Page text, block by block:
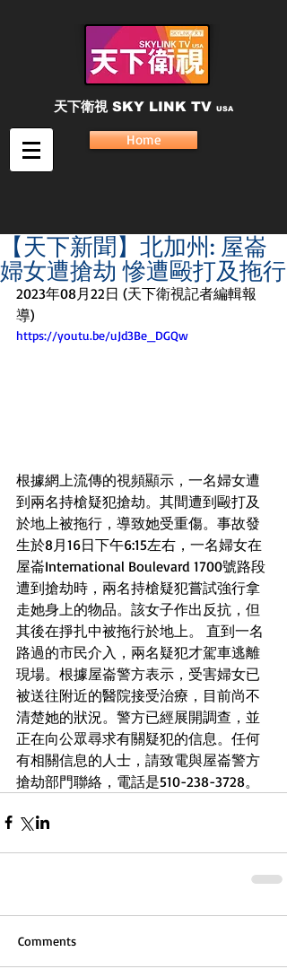
天下衛視 SKY LINK TV USA
Home
【天下新聞】北加州: 屋崙
婦女遭搶劫 慘遭毆打及拖行
2023年08月22日 (天下衛視記者編輯報
導)
https://youtu.be/uJd3Be_DGQw
根據網上流傳的視頻顯示，一名婦女遭
到兩名持槍疑犯搶劫。其間遭到毆打及
於地上被拖行，導致她受重傷。事故發
生於8月16日下午6:15左右，一名婦女在
屋崙International Boulevard 1700號路段
遭到搶劫時，兩名持槍疑犯嘗試強行拿
走她身上的物品。該女子作出反抗，但
其後在掙扎中被拖行於地上。 直到一名
路過的市民介入，兩名疑犯才駕車逃離
現場。根據屋崙警方表示，受害婦女已
被送往附近的醫院接受治療，目前尚不
清楚她的狀況。警方已經展開調查，並
正在向公眾尋求有關疑犯的信息。任何
有相關信息的人士，請致電與屋崙警方
搶劫部門聯絡，電話是510-238-3728。
Comments